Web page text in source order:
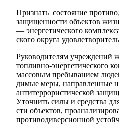
Признать состояние
защищенности объектов
— энергетического
ского округа
Руководителям учреждений
топливно-энергетического
массовым пребыванием
димые меры, направленные
антитеррористической
Уточнить силы и средства
сти объектов,
противодиверсионной